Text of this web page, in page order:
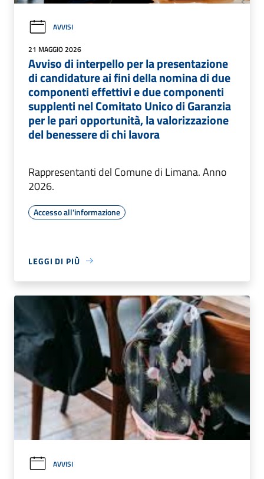
AVVISI
21 MAGGIO 2026
Avviso di interpello per la presentazione
di candidature ai fini della nomina di due
componenti effettivi e due componenti
supplenti nel Comitato Unico di Garanzia
per le pari opportunità, la valorizzazione
del benessere di chi lavora
Rappresentanti del Comune di Limana. Anno
2026.
Accesso all'informazione
LEGGI DI PIÙ
AVVISI